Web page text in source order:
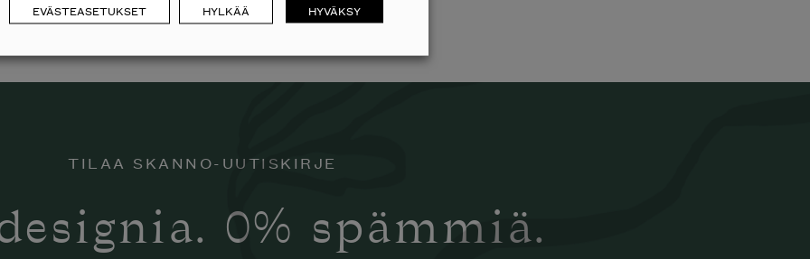
TILAA SKANNO-UUTISKIRJE
0% spämmiä.
EVÄSTEASETUKSET HYLKÄÄ HYVÄKSY